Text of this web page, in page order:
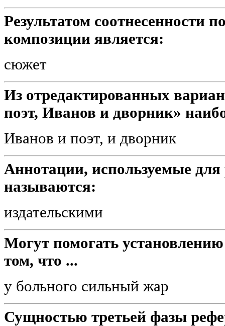
Результатом соотнесенности
композиции является:
сюжет
Из отредактированных
поэт, Иванов и дворник»
Иванов и поэт, и дворник
Аннотации, используемые
называются:
издательскими
Могут помогать
том, что ...
у больного сильный жар
Сущностью третьей фазы